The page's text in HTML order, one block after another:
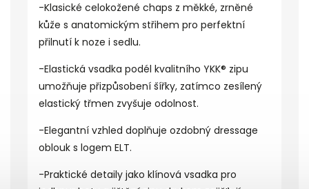
-Klasické celokožené chaps z měkké, zrněné
kůže s anatomickým střihem pro perfektní
přilnutí k noze i sedlu.
-Elastická vsadka podél kvalitního YKK® zipu
umožňuje přizpůsobení šířky, zatímco zesílený
elastický třmen zvyšuje odolnost.
-Elegantní vzhled doplňuje ozdobný dressage
oblouk s logem ELT.
-Praktické detaily jako klínová vsadka pro